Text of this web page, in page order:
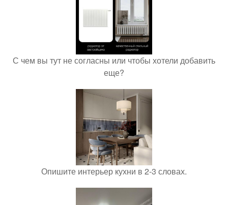
С чем вы тут не согласны или чтобы хотели добавить
еще?
Опишите интерьер кухни в 2-3 словах.